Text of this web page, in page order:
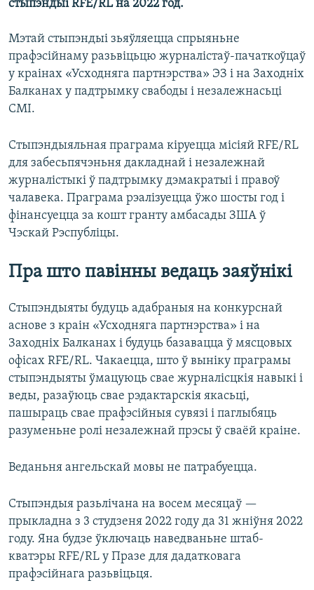
стыпэндыі RFE/RL на 2022 год.
Мэтай стыпэндыі зьяўляецца спрыяньне
прафэсійнаму разьвіцьцю журналістаў-пачаткоўцаў
у краінах «Усходняга партнэрства» ЭЗ і на Заходніх
Балканах у падтрымку свабоды і незалежнасьці
СМІ.
Стыпэндыяльная праграма кіруецца місіяй RFE/RL
для забесьпячэньня дакладнай і незалежнай
журналістыкі ў падтрымку дэмакратыі і правоў
чалавека. Праграма рэалізуецца ўжо шосты год і
фінансуецца за кошт гранту амбасады ЗША ў
Чэскай Рэспубліцы.
Пра што павінны ведаць заяўнікі
Стыпэндыяты будуць адабраныя на конкурснай
аснове з краін «Усходняга партнэрства» і на
Заходніх Балканах і будуць базавацца ў мясцовых
офісах RFE/RL. Чакаецца, што ў выніку праграмы
стыпэндыяты ўмацуюць свае журналісцкія навыкі і
веды, разаўюць свае рэдактарскія якасьці,
пашыраць свае прафэсійныя сувязі і паглыбяць
разуменьне ролі незалежнай прэсы ў сваёй краіне.
Веданьня ангельскай мовы не патрабуецца.
Стыпэндыя разьлічана на восем месяцаў —
прыкладна з 3 студзеня 2022 году да 31 жніўня 2022
году. Яна будзе ўключаць наведваньне штаб-
кватэры RFE/RL у Празе для дадатковага
прафэсійнага разьвіцьця.